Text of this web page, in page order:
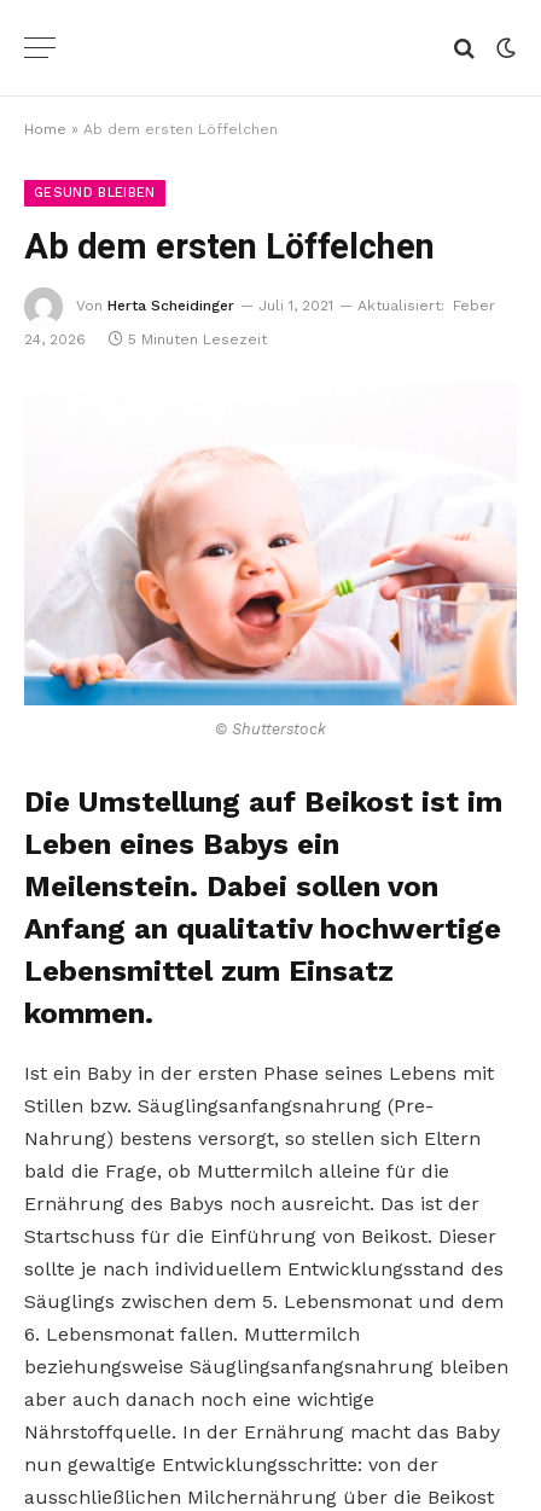
Home » Ab dem ersten Löffelchen
GESUND BLEIBEN
Ab dem ersten Löffelchen
Von Herta Scheidinger Juli 1, 2021 Aktualisiert:
Feber
24, 2026
5 Minuten Lesezeit
© Shutterstock
Die Umstellung auf Beikost ist im
Leben eines Babys ein
Meilenstein. Dabei sollen von
Anfang an qualitativ hochwertige
Lebensmittel zum Einsatz
kommen.
Ist ein Baby in der ersten Phase seines Lebens mit
Stillen bzw. Säuglingsanfangsnahrung (Pre-
Nahrung) bestens versorgt, so stellen sich Eltern
bald die Frage, ob Muttermilch alleine für die
Ernährung des Babys noch ausreicht. Das ist der
Startschuss für die Einführung von Beikost. Dieser
sollte je nach individuellem Entwicklungsstand des
Säuglings zwischen dem 5. Lebensmonat und dem
6. Lebensmonat fallen. Muttermilch
beziehungsweise Säuglingsanfangsnahrung bleiben
aber auch danach noch eine wichtige
Nährstoffquelle. In der Ernährung macht das Baby
nun gewaltige Entwicklungsschritte: von der
ausschließlichen Milchernährung über die Beikost